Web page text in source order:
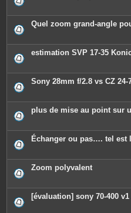
Quel zoom grand-angle
estimation SVP 17-35
Sony 28mm f/2.8 vs CZ 24-
plus de mise au point sur
Échanger ou pas…. tel est
Zoom polyvalent
[évaluation] sony 70-400 v1